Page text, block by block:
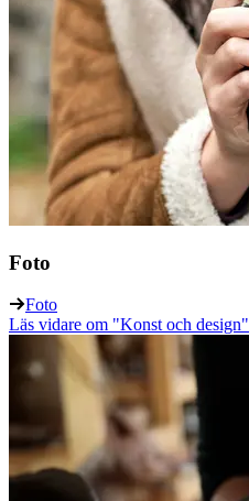
Foto
Foto
Läs vidare om "Konst och design"